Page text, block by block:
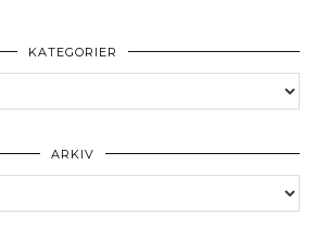
KATEGORIER
ARKIV